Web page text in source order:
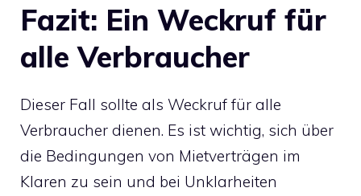
Fazit: Ein Weckruf für
alle Verbraucher
Dieser Fall sollte als Weckruf für alle
Verbraucher dienen. Es ist wichtig, sich über
die Bedingungen von Mietverträgen im
Klaren zu sein und bei Unklarheiten